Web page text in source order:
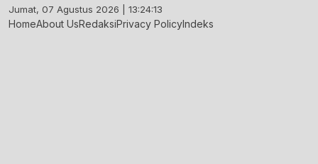
Skip
to
Jumat, 07 Agustus 2026 | 13:24:14
HomeAbout UsRedaksiPrivacy PolicyIndeks